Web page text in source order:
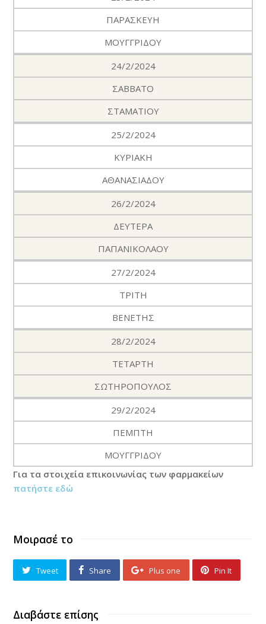
ΠΑΡΑΣΚΕΥΗ
ΜΟΥΓΓΡΙΔΟΥ
24/2/2024
ΣΑΒΒΑΤΟ
ΣΤΑΜΑΤΙΟΥ
25/2/2024
ΚΥΡΙΑΚΗ
ΑΘΑΝΑΣΙΑΔΟΥ
26/2/2024
ΔΕΥΤΕΡΑ
ΠΑΠΑΝΙΚΟΛΑΟΥ
27/2/2024
ΤΡΙΤΗ
ΒΕΝΕΤΗΣ
28/2/2024
ΤΕΤΑΡΤΗ
ΣΩΤΗΡΟΠΟΥΛΟΣ
29/2/2024
ΠΕΜΠΤΗ
ΜΟΥΓΓΡΙΔΟΥ
Για τα στοιχεία επικοινωνίας των φαρμακείων
πατήστε εδώ
Μοιρασέ το
Tweet Share Plus one Pin It
Διαβάστε επίσης